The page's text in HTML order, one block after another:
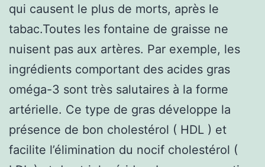
qui causent le plus de morts, après le
tabac.Toutes les fontaine de graisse ne
nuisent pas aux artères. Par exemple, les
ingrédients comportant des acides gras
oméga-3 sont très salutaires à la forme
artérielle. Ce type de gras développe la
présence de bon cholestérol ( HDL ) et
facilite l’élimination du nocif cholestérol (